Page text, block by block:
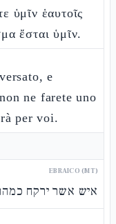
ὑμῖν ἑαυτοῖς
ἔσται ὑμῖν.
e
non ne farete uno
per voi.
EBRAICO (MT)
איש אשר ירקח